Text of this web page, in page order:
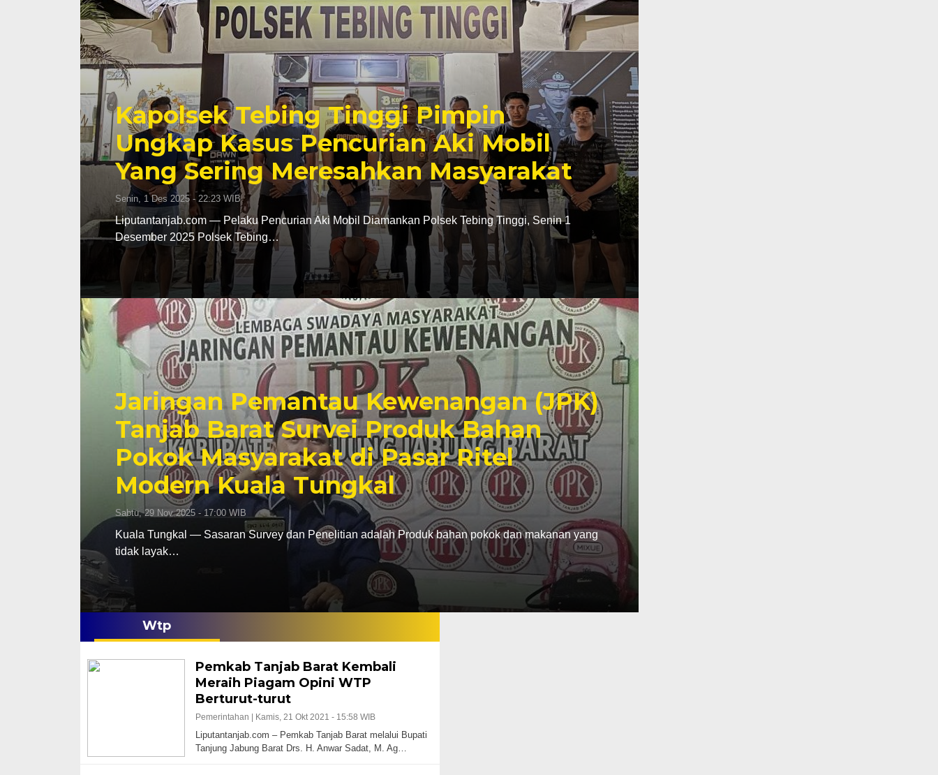
Kapolsek Tebing Tinggi Pimpin
Ungkap Kasus Pencurian Aki Mobil
Yang Sering Meresahkan Masyarakat
Senin, 1 Des 2025 - 22:23 WIB
Liputantanjab.com — Pelaku Pencurian Aki Mobil Diamankan Polsek Tebing Tinggi, Senin 1
Desember 2025 Polsek Tebing…
Jaringan Pemantau Kewenangan (JPK)
Tanjab Barat Survei Produk Bahan
Pokok Masyarakat di Pasar Ritel
Modern Kuala Tungkal
Sabtu, 29 Nov 2025 - 17:00 WIB
Kuala Tungkal — Sasaran Survey dan Penelitian adalah Produk bahan pokok dan makanan yang
tidak layak…
Wtp
Pemkab Tanjab Barat Kembali
Meraih Piagam Opini WTP
Berturut-turut
Pemerintahan | Kamis, 21 Okt 2021 - 15:58 WIB
Liputantanjab.com – Pemkab Tanjab Barat melalui Bupati
Tanjung Jabung Barat Drs. H. Anwar Sadat, M. Ag…